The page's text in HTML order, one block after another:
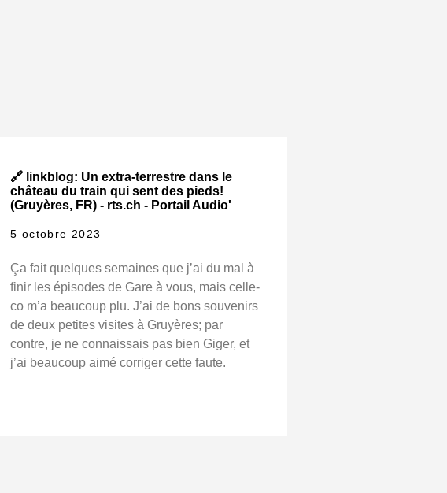
🔗 linkblog: Un extra-terrestre dans le
château du train qui sent des pieds!
(Gruyères, FR) - rts.ch - Portail Audio'
5 octobre 2023
Ça fait quelques semaines que j’ai du mal à
finir les épisodes de Gare à vous, mais celle-
co m’a beaucoup plu. J’ai de bons souvenirs
de deux petites visites à Gruyères; par
contre, je ne connaissais pas bien Giger, et
j’ai beaucoup aimé corriger cette faute.